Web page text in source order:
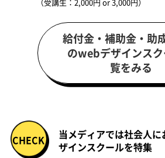
給付金・補助金・助
のwebデザインス
覧をみる
当メディアでは社会人
ザインスクールを特集